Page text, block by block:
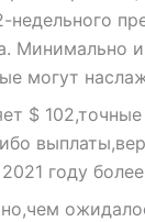
могут
$
году